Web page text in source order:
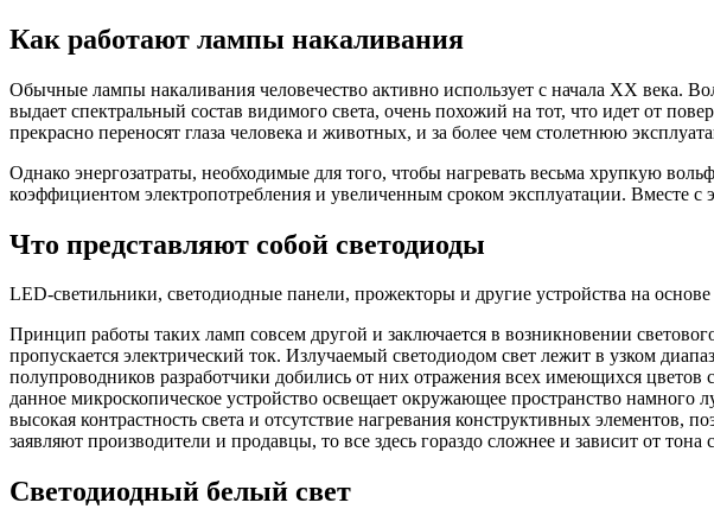
Как работают лампы накаливания
Обычные лампы накаливания человечество активно использует с начала XX века.
выдает спектральный состав видимого света, очень похожий на тот, что идет от
прекрасно переносят глаза человека и животных, и за более чем столетнюю
Однако энергозатраты, необходимые для того, чтобы нагревать весьма хрупкую
коэффициентом электропотребления и увеличенным сроком эксплуатации. Вместе
Что представляют собой светодиоды
LED-светильники, светодиодные панели, прожекторы и другие устройства на
Принцип работы таких ламп совсем другой и заключается в возникновении
пропускается электрический ток. Излучаемый светодиодом свет лежит в узком
полупроводников разработчики добились от них отражения всех имеющихся
данное микроскопическое устройство освещает окружающее пространство
высокая контрастность света и отсутствие нагревания конструктивных элементов,
заявляют производители и продавцы, то все здесь гораздо сложнее и зависит от тона
Светодиодный белый свет